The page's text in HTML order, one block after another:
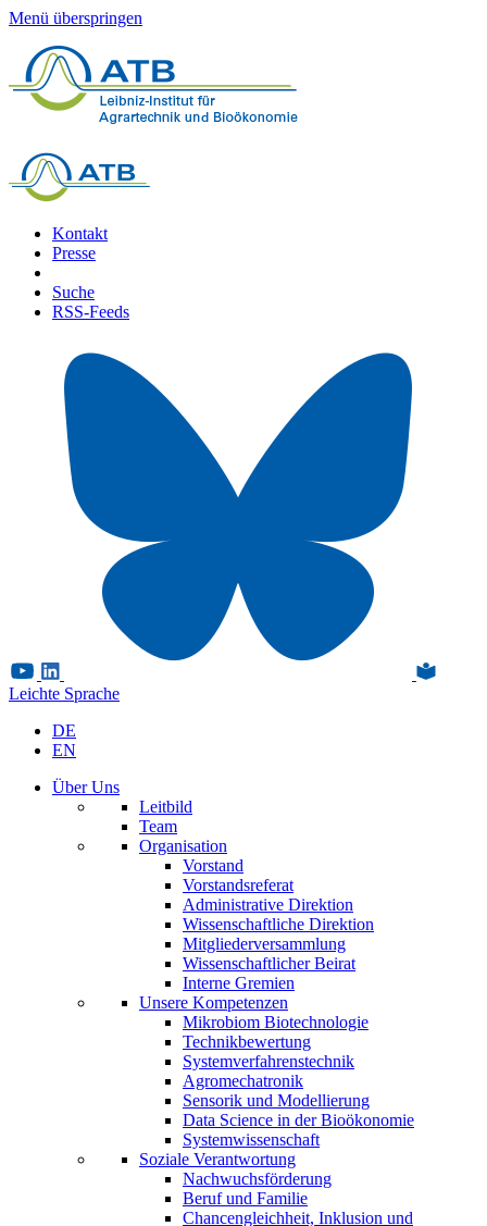
Menü überspringen
Kontakt
Presse
Suche
RSS-Feeds
Leichte Sprache
DE
EN
Über Uns
Leitbild
Team
Organisation
Vorstand
Vorstandsreferat
Administrative Direktion
Wissenschaftliche Direktion
Mitgliederversammlung
Wissenschaftlicher Beirat
Interne Gremien
Unsere Kompetenzen
Mikrobiom Biotechnologie
Technikbewertung
Systemverfahrenstechnik
Agromechatronik
Sensorik und Modellierung
Data Science in der Bioökonomie
Systemwissenschaft
Soziale Verantwortung
Nachwuchsförderung
Beruf und Familie
Chancengleichheit, Inklusion und